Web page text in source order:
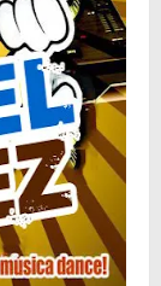
Modern Talking: ¿Debe volver el dúo más famoso del eurodisco? La polémica que divide a millones de fans